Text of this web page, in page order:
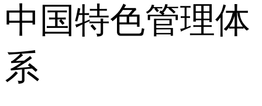
中国特色管理体
系